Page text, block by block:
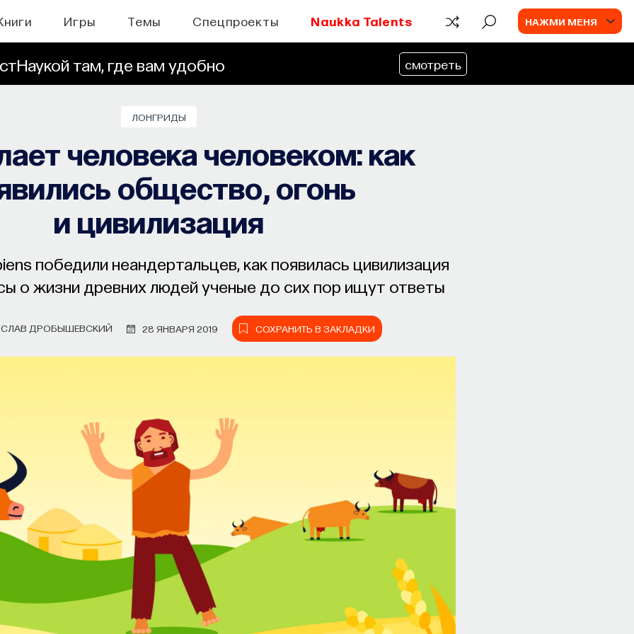
Игры Темы Спецпроекты Naukka Talents НАЖМИ МЕНЯ
там, где вам удобно смотреть
ЛОНГРИДЫ
человека человеком: как
общество, огонь
и цивилизация
победили неандертальцев, как появилась цивилизация
о жизни древних людей ученые до сих пор ищут ответы
ДРОБЫШЕВСКИЙ 28 ЯНВАРЯ 2019 СОХРАНИТЬ В ЗАКЛАДКИ